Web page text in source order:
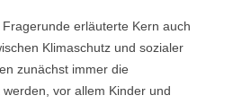
erläuterte Kern auch
Klimaschutz und sozialer
zunächst immer die
vor allem Kinder und